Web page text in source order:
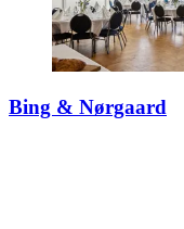
Bing & Nørgaard